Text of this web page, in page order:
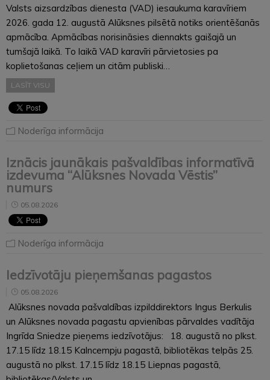
Valsts aizsardzības dienesta (VAD) iesaukuma karavīriem
2026. gada 12. augustā Alūksnes pilsētā notiks orientēšanās
apmācība. Apmācības norisināsies diennakts gaišajā un
tumšajā laikā. To laikā VAD karavīri pārvietosies pa
koplietošanas ceļiem un citām publiski…
LASĪT VISU
Noderīga informācija
Iznācis jaunākais pašvaldības informatīvā
izdevuma “Alūksnes Novada Vēstis”
numurs
05.08.2026
Noderīga informācija
Iedzīvotāju pieņemšanas pagastos
05.08.2026
Alūksnes novada pašvaldības izpilddirektors Ingus Berkulis
un Alūksnes novada pagastu apvienības pārvaldes vadītāja
Ingrīda Sniedze pieņems iedzīvotājus: 18. augustā no plkst.
17.15 līdz 18.15 Kalncempju pagastā, bibliotēkas telpās 25.
augustā no plkst. 17.15 līdz 18.15 Liepnas pagastā,